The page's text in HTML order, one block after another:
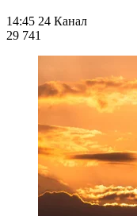
14:45 24 Канал
29 741